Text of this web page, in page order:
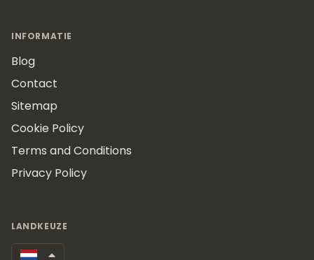
INFORMATIE
Blog
Contact
Sitemap
Cookie Policy
Terms and Conditions
Privacy Policy
LANDKEUZE